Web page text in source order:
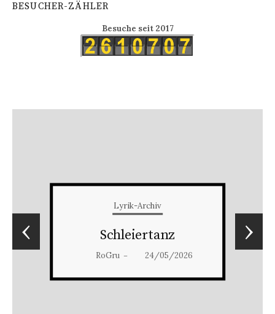
BESUCHER-ZÄHLER
Besuche seit 2017
Lyrik-Archiv
Schleiertanz
RoGru – 24/05/2026
‹ ›